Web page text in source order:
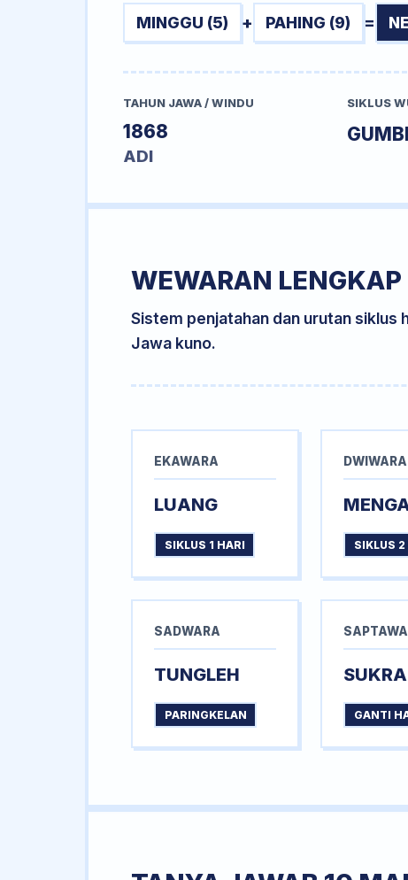
MINGGU (5) + PAHING (9) =
TAHUN JAWA / WINDU
1868
ADI
SIKLUS
WEWARAN LENGKAP
Sistem penjatahan dan urutan siklus
Jawa kuno.
EKAWARA
LUANG
SIKLUS 1 HARI
DWIWARA
SIKLUS 2
SADWARA
TUNGLEH
PARINGKELAN
SUKRA
GANTI